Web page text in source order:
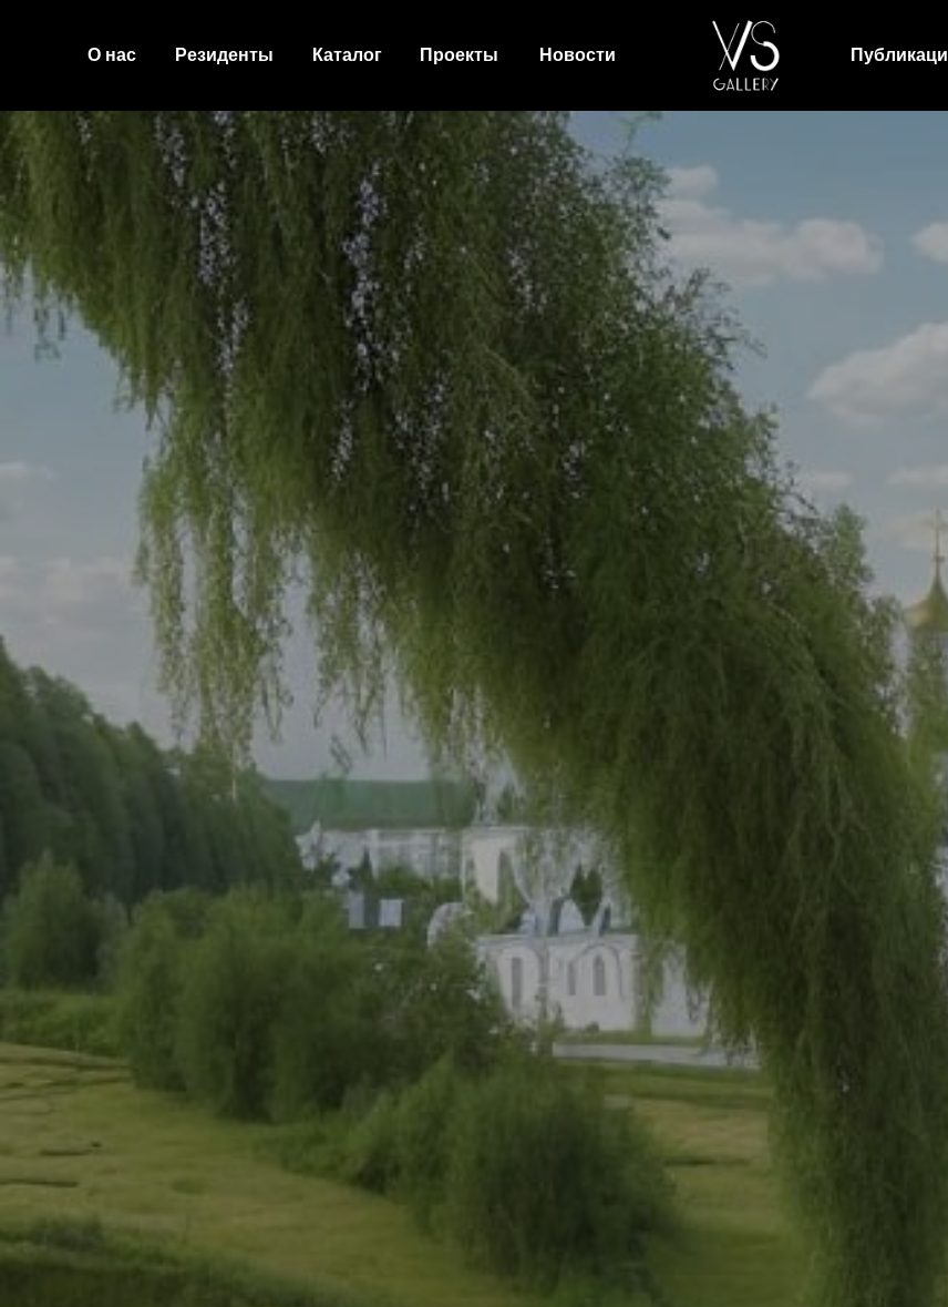
О нас Резиденты Каталог Проекты Новости